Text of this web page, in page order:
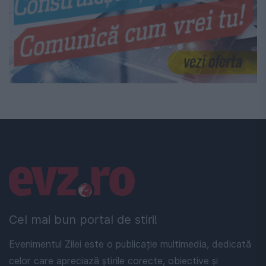
Cel mai bun portal de stiri!
Evenimentul Zilei este o publicație multimedia, dedicată
celor care apreciază știrile corecte, obiective și
Linkuri utile